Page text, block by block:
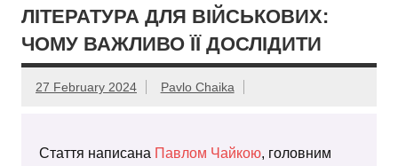
ЛІТЕРАТУРА ДЛЯ ВІЙСЬКОВИХ:
ЧОМУ ВАЖЛИВО ЇЇ ДОСЛІДИТИ
27 February 2024 Pavlo Chaika
Стаття написана Павлом Чайкою, головним